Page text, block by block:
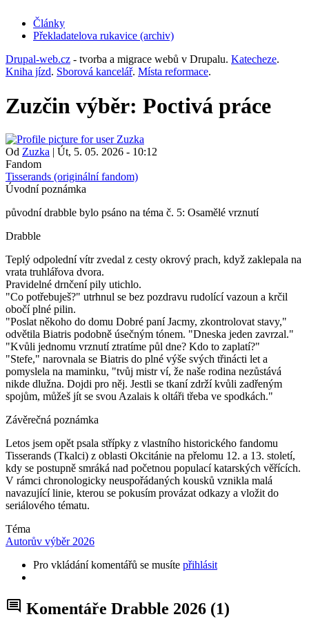
Články
Překladatelova rukavice (archiv)
new
tab)
Drupal-web.cz - tvorba a migrace webů v Drupalu. Katecheze.
Kniha jízd. Sborová kancelář. Místa reformace.
Zuzčin výběr: Poctivá práce
Od Zuzka | Út, 5. 05. 2026 - 10:12
Fandom
Tisserands (originální fandom)
Úvodní poznámka
původní drabble bylo psáno na téma č. 5: Osamělé vrznutí
Drabble
Teplý odpolední vítr zvedal z cesty okrový prach, když zaklepala na
vrata truhlářova dvora.
Pravidelné drnčení pily utichlo.
"Co potřebuješ?" utrhnul se bez pozdravu rudolící vazoun a krčil
obočí plné pilin.
"Poslat někoho do domu Dobré paní Jacmy, zkontrolovat stavy,"
odvětila Biatris podobně úsečným tónem. "Dneska jeden zavrzal."
"Kvůli jednomu vrznutí ztratíme půl dne? Kdo to zaplatí?"
"Stefe," narovnala se Biatris do plné výše svých třinácti let a
pomyslela na maminku, "tvůj mistr ví, že naše rodina nezůstává
nikde dlužna. Dojdi pro něj. Jestli se tkaní zdrží kvůli zadřeným
spojům, můžeš jít se svou Azalais k oltáři třeba ve spodkách."
Závěrečná poznámka
Letos jsem opět psala střípky z vlastního historického fandomu
Tisserands (Tkalci) z oblasti Okcitánie na přelomu 12. a 13. století,
kdy se postupně smráká nad početnou populací katarských věřících.
V rámci chronologicky neuspořádaných kousků vznikla malá
navazující linie, kterou se pokusím provázat odkazy a vložit do
seriálového tématu.
Téma
Autorův výběr 2026
Pro vkládání komentářů se musíte přihlásit
Komentáře Drabble 2026 (1)